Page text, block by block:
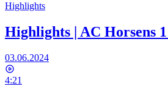
Highlights
Highlights | AC Horsens
03.06.2024
4:21